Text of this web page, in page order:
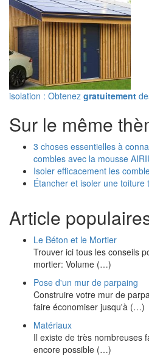
isolation : Obtenez gratuitement
Sur le même
3 choses essentielles à
combles avec la mousse
Isoler efficacement les
Étancher et isoler une toiture
Article
Le Béton et le Mortier
Trouver ici tous les conseils
mortier: Volume (…)
Pose d'un mur de parpaing
Construire votre mur de
faire économiser jusqu'à (…)
Matériaux
Il existe de très nombreuses
encore possible (…)